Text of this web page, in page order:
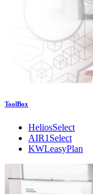
ToolBox
HeliosSelect
AIR1Select
KWLeasyPlan